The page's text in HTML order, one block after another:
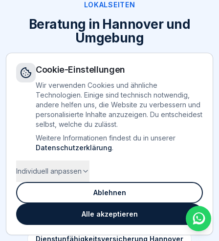
Cookie-Einstellungen
Wir verwenden Cookies und ähnliche
Technologien. Einige sind technisch notwendig,
andere helfen uns, die Website zu verbessern und
personalisierte Inhalte anzuzeigen. Du entscheidest
selbst, welche du zulässt.
Weitere Informationen findest du in unserer
Datenschutzerklärung.
Individuell anpassen
Ablehnen
Alle akzeptieren
LOKALSEITEN
Beratung in Hannover und
Umgebung
Versicherungsmakler Hannover
Finanzberatung Hannover
Berufsunfähigkeitsversicherung Hannover
Altersvorsorge Hannover
Vermögensaufbau Hannover
ETF-Beratung Hannover
PKV & Beihilfe für Beamte (Niedersachsen)
Dienstunfähigkeitsversicherung Hannover